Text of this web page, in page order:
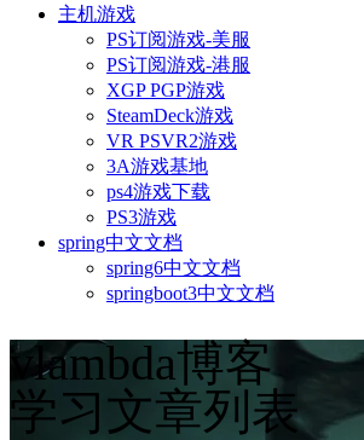
主机游戏
PS订阅游戏-美服
PS订阅游戏-港服
XGP PGP游戏
SteamDeck游戏
VR PSVR2游戏
3A游戏基地
ps4游戏下载
PS3游戏
spring中文文档
spring6中文文档
springboot3中文文档
vlambda博客
学习文章列表